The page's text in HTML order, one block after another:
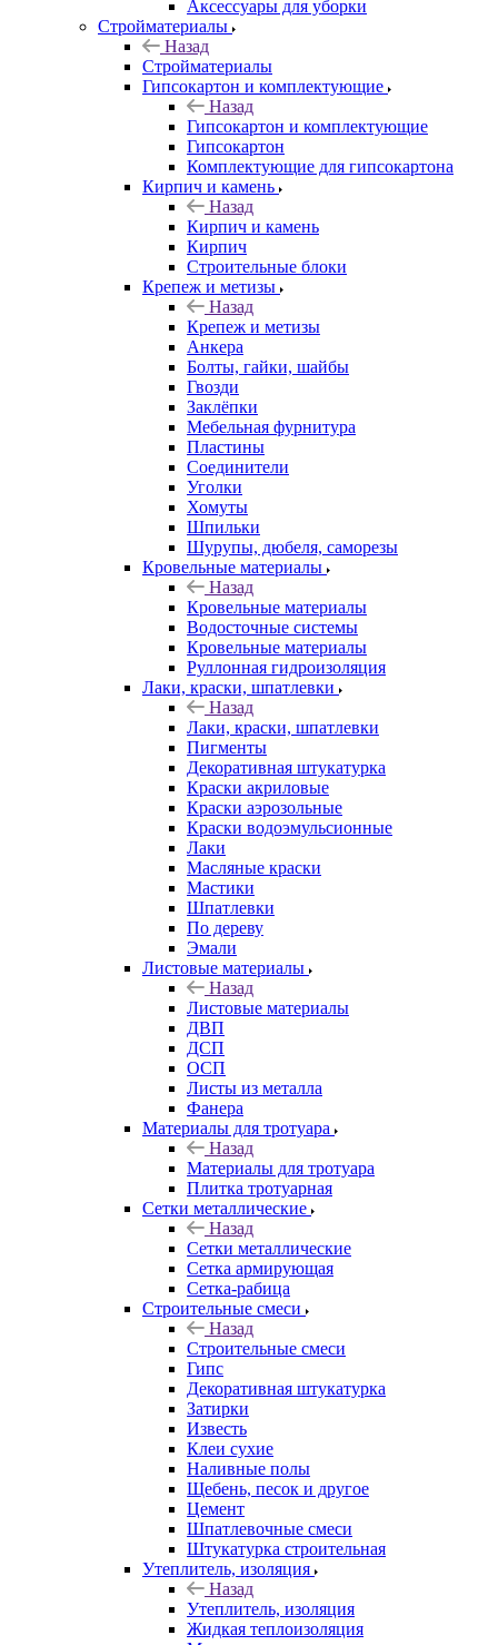
Аксессуары для уборки
Стройматериалы
Назад
Стройматериалы
Гипсокартон и комплектующие
Назад
Гипсокартон и комплектующие
Гипсокартон
Комплектующие для гипсокартона
Кирпич и камень
Назад
Кирпич и камень
Кирпич
Строительные блоки
Крепеж и метизы
Назад
Крепеж и метизы
Анкера
Болты, гайки, шайбы
Гвозди
Заклёпки
Мебельная фурнитура
Пластины
Соединители
Уголки
Хомуты
Шпильки
Шурупы, дюбеля, саморезы
Кровельные материалы
Назад
Кровельные материалы
Водосточные системы
Кровельные материалы
Руллонная гидроизоляция
Лаки, краски, шпатлевки
Назад
Лаки, краски, шпатлевки
Пигменты
Декоративная штукатурка
Краски акриловые
Краски аэрозольные
Краски водоэмульсионные
Лаки
Масляные краски
Мастики
Шпатлевки
По дереву
Эмали
Листовые материалы
Назад
Листовые материалы
ДВП
ДСП
ОСП
Листы из металла
Фанера
Материалы для тротуара
Назад
Материалы для тротуара
Плитка тротуарная
Сетки металлические
Назад
Сетки металлические
Сетка армирующая
Сетка-рабица
Строительные смеси
Назад
Строительные смеси
Гипс
Декоративная штукатурка
Затирки
Известь
Клеи сухие
Наливные полы
Щебень, песок и другое
Цемент
Шпатлевочные смеси
Штукатурка строительная
Утеплитель, изоляция
Назад
Утеплитель, изоляция
Жидкая теплоизоляция